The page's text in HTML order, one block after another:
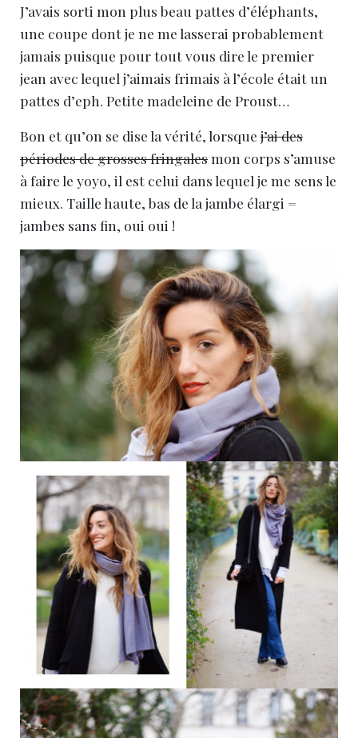
J’avais sorti mon plus beau pattes d’éléphants,
une coupe dont je ne me lasserai probablement
jamais puisque pour tout vous dire le premier
jean avec lequel j’aimais frimais à l’école était un
pattes d’eph. Petite madeleine de Proust…
Bon et qu’on se dise la vérité, lorsque j’ai des
périodes de grosses fringalesmon corps s’amuse
à faire le yoyo, il est celui dans lequel je me sens le
mieux. Taille haute, bas de la jambe élargi =
jambes sans fin, oui oui !